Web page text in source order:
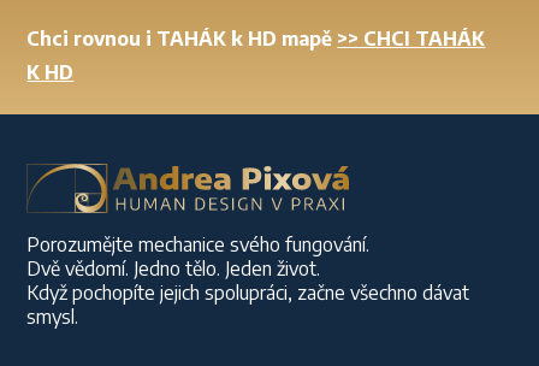
Chci rovnou i TAHÁK k HD mapě >> CHCI TAHÁK
K HD
Porozumějte mechanice svého fungování.
Dvě vědomí. Jedno tělo. Jeden život.
Když pochopíte jejich spolupráci, začne všechno dávat
smysl.